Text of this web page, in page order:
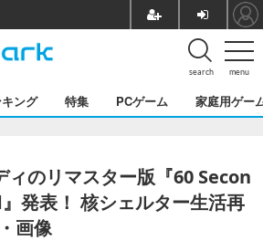
menu
search
ング 特集 PCゲーム 家庭用ゲー
ィのリマスター版『60 Secon
発表！ 核シェルター生活再
画像